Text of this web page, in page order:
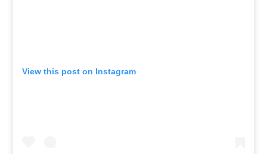
View this post on Instagram